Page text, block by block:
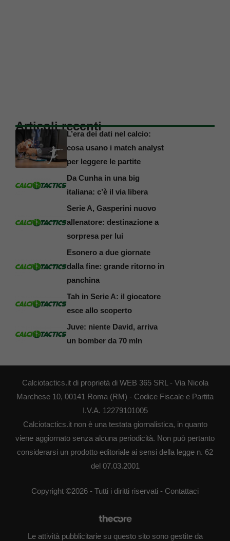
Articoli recenti
L’era dei dati nel calcio:
cosa usano i match analyst
per leggere le partite
Da Cunha in una big
italiana: c’è il via libera
Serie A, Gasperini nuovo
allenatore: destinazione a
sorpresa per lui
Esonero a due giornate
dalla fine: grande ritorno in
panchina
Tah in Serie A: il giocatore
esce allo scoperto
Juve: niente David, arriva
un bomber da 70 mln
Calciotactics.it di proprietà di WEB 365 SRL - Via Nicola
Marchese 10, 00141 Roma (RM) - Codice Fiscale e Partita
I.V.A. 12279101005
Calciotactics.it non è una testata giornalistica, in quanto
viene aggiornato senza alcuna periodicità. Non può pertanto
considerarsi un prodotto editoriale ai sensi della legge n. 62
del 07.03.2001
Copyright ©2026 - Tutti i diritti riservati - Contattaci
Le attività pubblicitarie su questo sito sono gestite da